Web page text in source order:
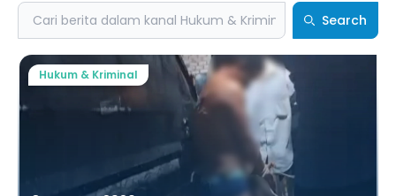
Search Search
Hukum & Kriminal